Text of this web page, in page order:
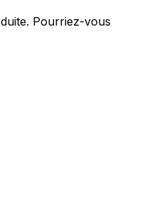
Pourriez-vous